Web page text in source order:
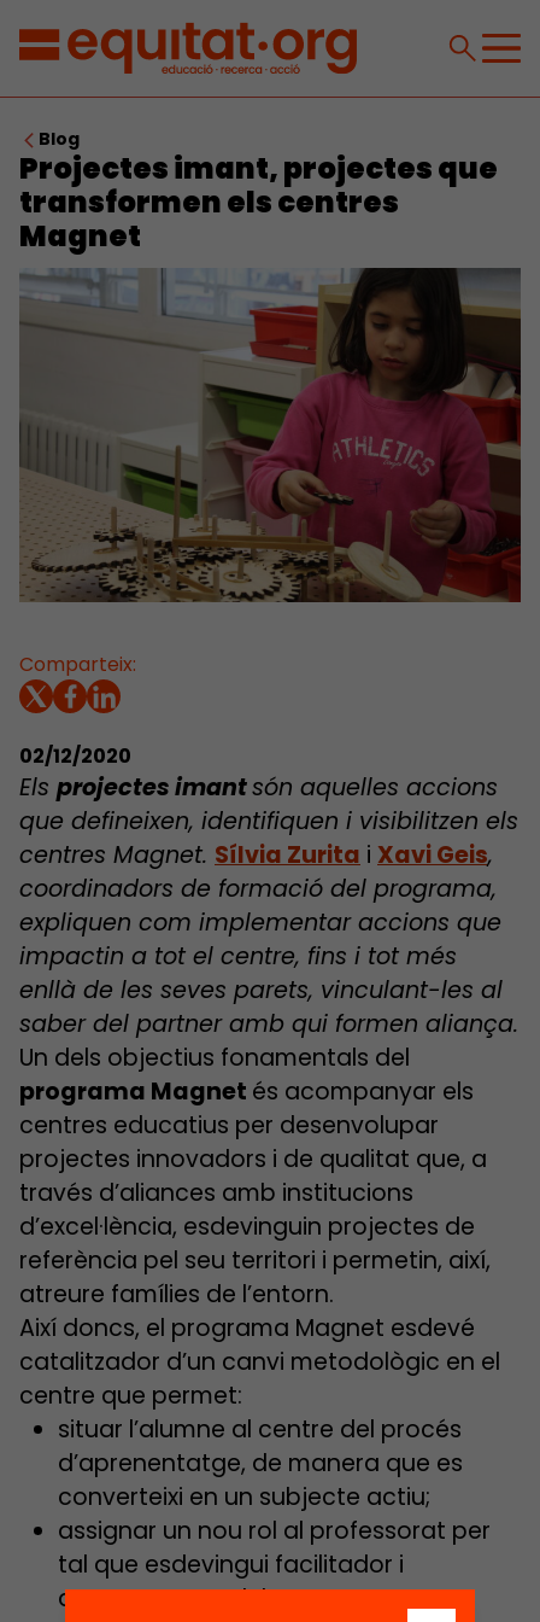
Blog
Projectes imant, projectes que
transformen els centres
Magnet
Comparteix:
02/12/2020
Els projectes imantsón aquelles accions
que defineixen, identifiquen i visibilitzen els
centres Magnet. Sílvia Zurita i Xavi Geis,
coordinadors de formació del programa,
expliquen com implementar accions que
impactin a tot el centre, fins i tot més
enllà de les seves parets, vinculant-les al
saber del partner amb qui formen aliança.
Un dels objectius fonamentals del
programa Magnet és acompanyar els
centres educatius per desenvolupar
projectes innovadors i de qualitat que, a
través d’aliances amb institucions
d’excel·lència, esdevinguin projectes de
referència pel seu territori i permetin, així,
atreure famílies de l’entorn.
Així doncs, el programa Magnet esdevé
catalitzador d’un canvi metodològic en el
centre que permet:
situar l’alumne al centre del procés
d’aprenentatge, de manera que es
converteixi en un subjecte actiu;
assignar un nou rol al professorat per
tal que esdevingui facilitador i
acompanyant dels processos